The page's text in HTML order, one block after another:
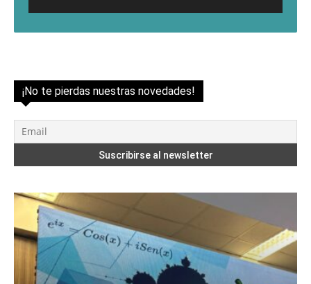
¡No te pierdas nuestras novedades!